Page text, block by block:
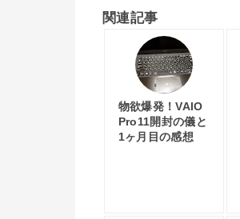
関連記事
物欲爆発！VAIO
Pro11開封の儀と
1ヶ月目の感想